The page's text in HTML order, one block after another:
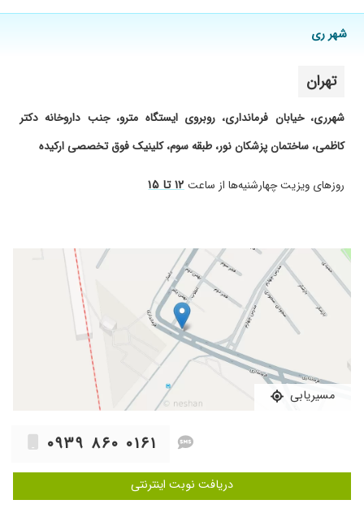
شهر ری
تهران
شهرری، خیابان فرمانداری، روبروی ایستگاه مترو، جنب داروخانه دکتر
کاظمی، ساختمان پزشکان نور، طبقه سوم، کلینیک فوق تخصصی ارکیده
روز‌های ویزیت چهارشنیه‌ها از ساعت۱۲ تا ۱۵
مسیریابی
۰۹۳۹ ۸۶۰ ۰۱۶۱
دریافت نوبت اینترنتی